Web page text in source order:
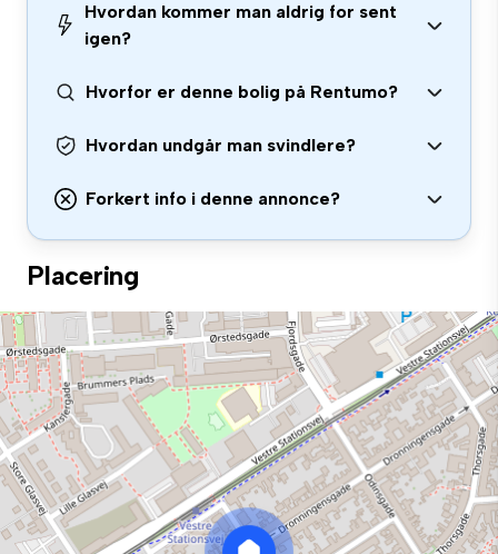
Hvordan kommer man aldrig for sent
igen?
Hvorfor er denne bolig på Rentumo?
Hvordan undgår man svindlere?
Forkert info i denne annonce?
Placering